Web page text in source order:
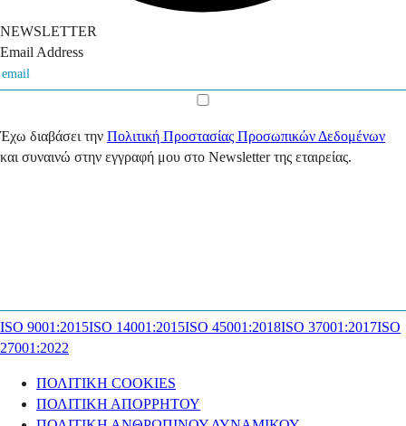
NEWSLETTER
Email Address
Έχω διαβάσει την Πολιτική Προστασίας Προσωπικών Δεδομένων
και συναινώ στην εγγραφή μου στο Newsletter της εταιρείας.
ISO 9001:2015ISO 14001:2015ISO 45001:2018ISO 37001:2017ISO
27001:2022
ΠΟΛΙΤΙΚΗ COOKIES
ΠΟΛΙΤΙΚΗ ΑΠΟΡΡΗΤΟΥ